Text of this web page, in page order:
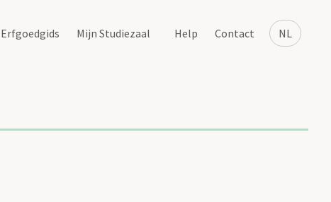
NL
Erfgoedgids Mijn Studiezaal Help Contact